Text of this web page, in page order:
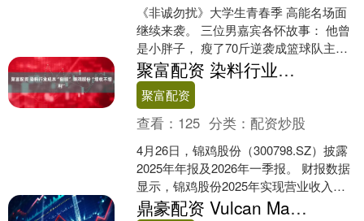
《非诚勿扰》大学生青春季 高能名场面
继续来袭。 三位男嘉宾各怀故事： 他曾
是小胖子， 瘦了70斤逆袭成篮球队主
力， 却因异地恋被一句“算了算了”终结；
他是清华....
聚富配资 染料行业成本“倒挂” 锦鸡股份“增收不增利”
聚富配资
查看： 125 分类：配资炒股
4月26日，锦鸡股份（300798.SZ）披露
2025年年报及2026年一季报。 财报数据
显示，锦鸡股份2025年实现营业收入
11.8亿元，同比增长17.37%....鼎豪配资 Vulcan Materials一季度营收超预期 因建材需求强劲